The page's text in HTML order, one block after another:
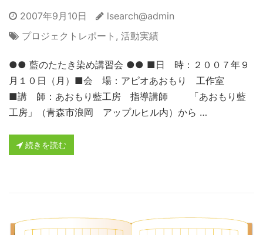
2007年9月10日
lsearch@admin
プロジェクトレポート , 活動実績
●● 藍のたたき染め講習会 ●● ■日 時：２００７年９
月１０日（月）■会 場：アピオあおもり 工作室
■講 師：あおもり藍工房 指導講師 「あおもり藍
工房」（青森市浪岡 アップルヒル内）から …
続きを読む